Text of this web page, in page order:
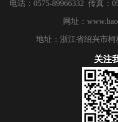
电话：0575-89966332 传真：
网址：
地址：浙江省绍兴市
关注